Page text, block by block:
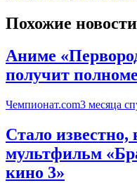
Похожие новости
Аниме
получит
Чемпионат.com3 месяца
Стало известно,
мультфильм
кино 3»